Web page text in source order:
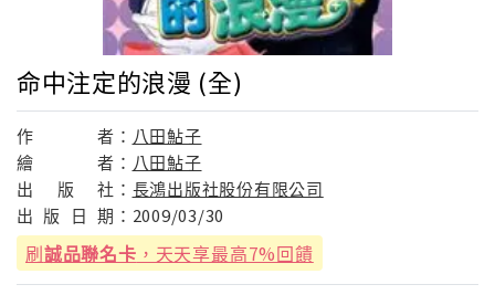
命中注定的浪漫 (全)
作 者： 八田鮎子
繪
者： 八田鮎子
出
版 社： 長鴻出版社股份有限公司
出 版 日 期： 2009/03/30
刷誠品聯名卡 ，天天享最高7%回饋